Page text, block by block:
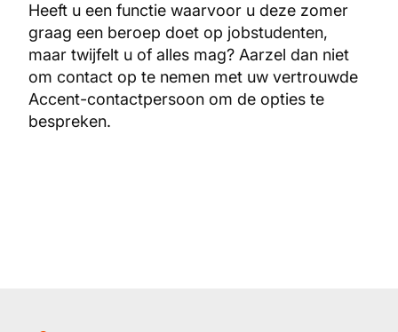
Heeft u een functie waarvoor u deze zomer
graag een beroep doet op jobstudenten,
maar twijfelt u of alles mag? Aarzel dan niet
om contact op te nemen met uw vertrouwde
Accent-contactpersoon om de opties te
bespreken.